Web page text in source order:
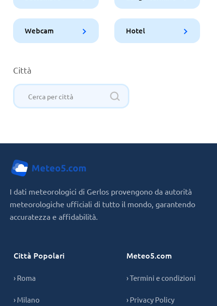
Webcam Hotel
Città
I dati meteorologici di Gerlos provengono da autorità
meteorologiche ufficiali di tutto il mondo, garantendo
accuratezza e affidabilità.
Città Popolari
› Roma
› Milano
Meteo5.com
› Termini e condizioni
› Privacy Policy